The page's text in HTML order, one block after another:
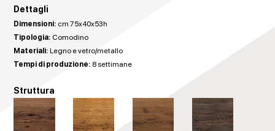
Dettagli
Dimensioni: cm 75x40x53h
Tipologia: Comodino
Materiali: Legno e vetro/metallo
Tempi di produzione: 8 settimane
Struttura